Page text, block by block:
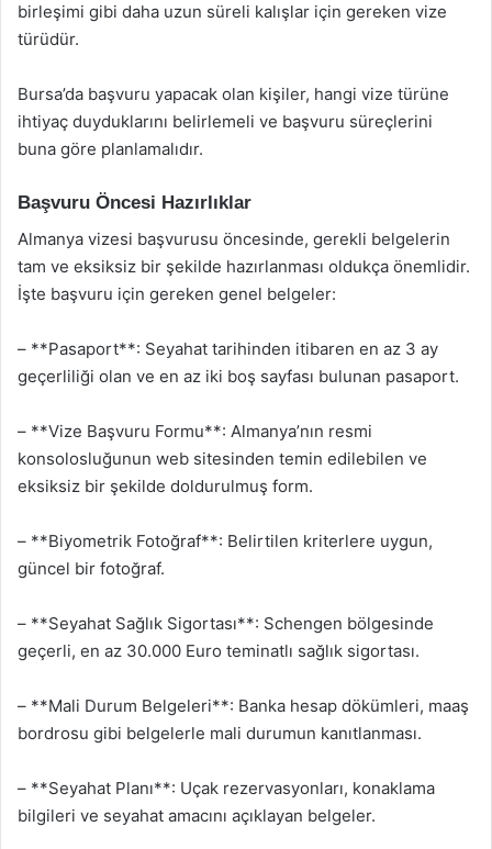
birleşimi gibi daha uzun süreli kalışlar için gereken vize
türüdür.
Bursa’da başvuru yapacak olan kişiler, hangi vize türüne
ihtiyaç duyduklarını belirlemeli ve başvuru süreçlerini
buna göre planlamalıdır.
Başvuru Öncesi Hazırlıklar
Almanya vizesi başvurusu öncesinde, gerekli belgelerin
tam ve eksiksiz bir şekilde hazırlanması oldukça önemlidir.
İşte başvuru için gereken genel belgeler:
– **Pasaport**: Seyahat tarihinden itibaren en az 3 ay
geçerliliği olan ve en az iki boş sayfası bulunan pasaport.
– **Vize Başvuru Formu**: Almanya’nın resmi
konsolosluğunun web sitesinden temin edilebilen ve
eksiksiz bir şekilde doldurulmuş form.
– **Biyometrik Fotoğraf**: Belirtilen kriterlere uygun,
güncel bir fotoğraf.
– **Seyahat Sağlık Sigortası**: Schengen bölgesinde
geçerli, en az 30.000 Euro teminatlı sağlık sigortası.
– **Mali Durum Belgeleri**: Banka hesap dökümleri, maaş
bordrosu gibi belgelerle mali durumun kanıtlanması.
– **Seyahat Planı**: Uçak rezervasyonları, konaklama
bilgileri ve seyahat amacını açıklayan belgeler.